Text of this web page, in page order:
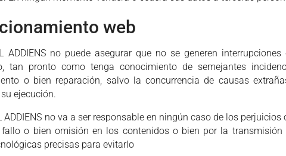
web
ADDIENS no puede asegurar que no se generen
tan pronto como tenga conocimiento de semejantes
o bien reparación, salvo la concurrencia de causas
ejecución.
ADDIENS no va a ser responsable en ningún caso de los
o bien omisión en los contenidos o bien por la
precisas para evitarlo